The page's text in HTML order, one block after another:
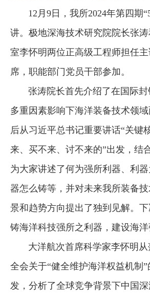
12月9日，我所2024年第四期
讲。极地深海技术研究院院长张
室李怀明两位正高级工程师担任
席，职能部门党员干部参加。
张涛院长首先介绍了在国际封
多重因素影响下海洋装备技术领
后从习近平总书记重要讲话“关键
来、买不来、讨不来的”出发，结
为大家讲述了何为强所利器、利
器怎么铸等，并对未来我所装备
景和趋势方向提出了独到见解。下
铸海洋科技强所之利器，建设海洋
大洋航次首席科学家李怀明从
全会关于“健全维护海洋权益机制
发，分析了全球竞争背景下中国